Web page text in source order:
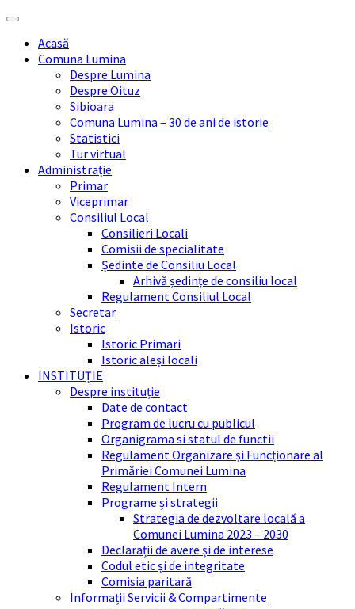
Skip
content
Skip
sidebar
Skip
right
sidebar
Skip
footerAcasă
Comuna Lumina
Despre Lumina
Despre Oituz
Sibioara
Comuna Lumina – 30 de ani de istorie
Statistici
Tur virtual
Administrație
Primar
Viceprimar
Consiliul Local
Consilieri Locali
Comisii de specialitate
Ședinte de Consiliu Local
Arhivă ședințe de consiliu local
Regulament Consiliul Local
Secretar
Istoric
Istoric Primari
Istoric aleși locali
INSTITUȚIE
Despre instituție
Date de contact
Program de lucru cu publicul
Organigrama si statul de functii
Regulament Organizare și Funcționare al
Primăriei Comunei Lumina
Regulament Intern
Programe și strategii
Strategia de dezvoltare locală a
Comunei Lumina 2023 – 2030
Declarații de avere și de interese
Codul etic și de integritate
Comisia paritară
Informații Servicii & Compartimente